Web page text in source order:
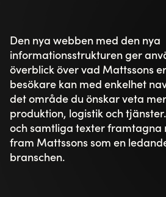
Den nya webben med den nya
informationsstrukturen ger
överblick över vad Mattssons
besökare kan med enkelhet
det område du önskar veta
produktion, logistik och
och samtliga texter framtagna
fram Mattssons som en
branschen.